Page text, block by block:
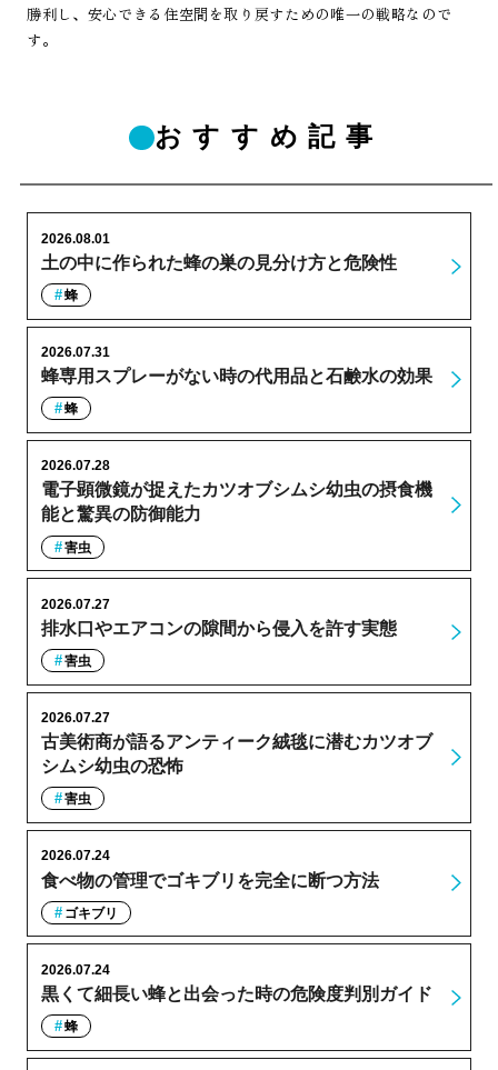
勝利し、安心できる住空間を取り戻すための唯一の戦略なので
す。
おすすめ記事
土の中に作られた蜂の巣の見分け方と危険性
2026.08.01
蜂
蜂専用スプレーがない時の代用品と石鹸水の効果
2026.07.31
蜂
電子顕微鏡が捉えたカツオブシムシ幼虫の摂食機
能と驚異の防御能力
2026.07.28
害虫
排水口やエアコンの隙間から侵入を許す実態
2026.07.27
害虫
古美術商が語るアンティーク絨毯に潜むカツオブ
シムシ幼虫の恐怖
2026.07.27
害虫
食べ物の管理でゴキブリを完全に断つ方法
2026.07.24
ゴキブリ
黒くて細長い蜂と出会った時の危険度判別ガイド
2026.07.24
蜂